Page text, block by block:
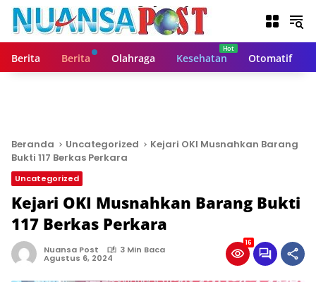
Berita Berita Olahraga Kesehatan Otomatif
Beranda Uncategorized
Kejari OKI Musnahkan Barang
Bukti 117 Berkas Perkara
Uncategorized
Kejari OKI Musnahkan Barang Bukti
117 Berkas Perkara
Nuansa Post 3 Min Baca
Agustus 6, 2024
16